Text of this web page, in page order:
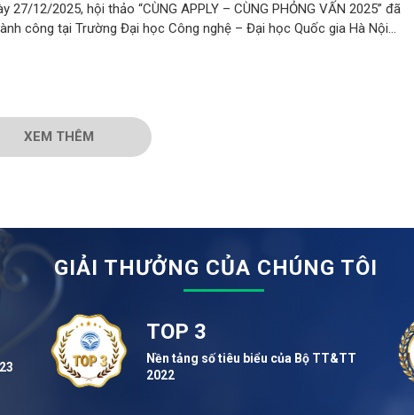
27/12/2025, hội thảo “CÙNG APPLY – CÙNG PHỎNG VẤN 2025” đã
công tại Trường Đại học Công nghệ – Đại học Quốc gia Hà Nội
XEM THÊM
GIẢI THƯỞNG CỦA CHÚNG TÔI
TOP 3
Nền tảng số tiêu biểu của Bộ TT&TT
2022